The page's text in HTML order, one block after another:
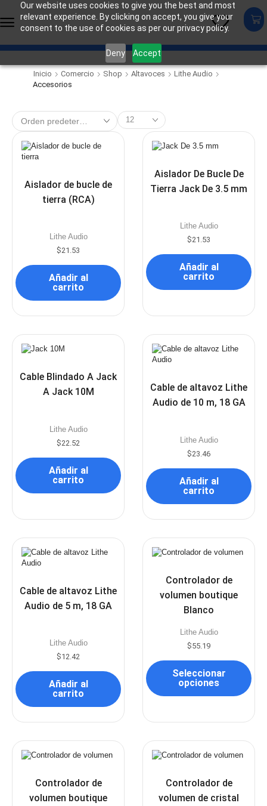
Our website uses cookies to give you the best and most
relevant experience. By clicking on accept, you give your
consent to the use of cookies as per our privacy policy.
Deny Accept
Inicio Comercio Shop Altavoces
Lithe Audio
Accesorios
Aislador de bucle de
tierra (RCA)
Lithe Audio
$21.53
Añadir al
carrito
Aislador De Bucle De
Tierra Jack De 3.5 mm
Lithe Audio
$21.53
Añadir al
carrito
Cable Blindado A Jack
A Jack 10M
Lithe Audio
$22.52
Añadir al
carrito
Cable de altavoz Lithe
Audio de 10 m, 18 GA
Lithe Audio
$23.46
Añadir al
carrito
Cable de altavoz Lithe
Audio de 5 m, 18 GA
Lithe Audio
$12.42
Añadir al
carrito
Controlador de
volumen boutique
Blanco
Lithe Audio
$55.19
Seleccionar
opciones
Controlador de
volumen boutique
Controlador de
volumen de cristal